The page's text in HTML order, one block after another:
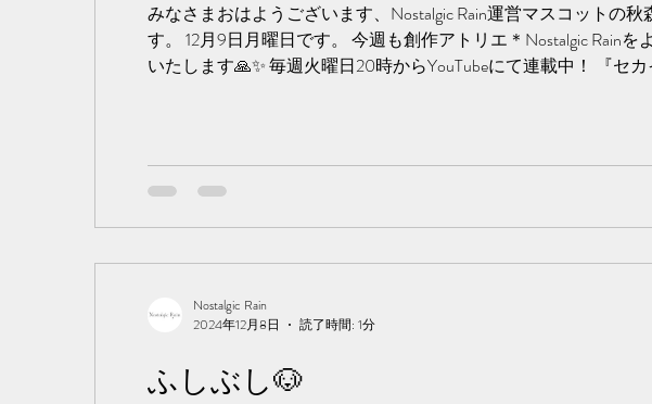
みなさまおはようございます、Nostalgic Rain運営マスコットの秋
す。 12月9日月曜日です。 今週も創作アトリエ＊Nostalgic Rainを
いたします🙏✨️ 毎週火曜日20時からYouTubeにて連載中！ 『セカ
ふしぶし🐶
Nostalgic Rain
2024年12月8日
読了時間: 1分